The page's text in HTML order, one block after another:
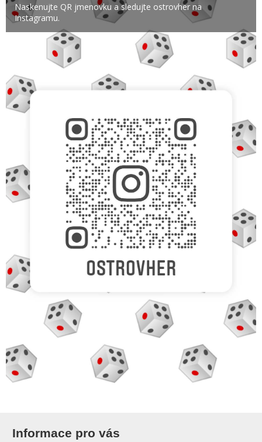
Naskenujte QR jmenovku a sledujte ostrovher na
Instagramu.
Informace pro vás